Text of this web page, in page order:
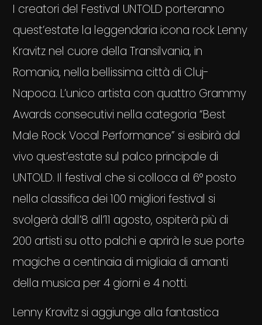
I creatori del Festival UNTOLD porteranno
quest’estate la leggendaria icona rock Lenny
Kravitz nel cuore della Transilvania, in
Romania, nella bellissima città di Cluj-
Napoca. L’unico artista con quattro Grammy
Awards consecutivi nella categoria “Best
Male Rock Vocal Performance” si esibirà dal
vivo quest’estate sul palco principale di
UNTOLD. Il festival che si colloca al 6° posto
nella classifica dei 100 migliori festival si
svolgerà dall’8 all’11 agosto, ospiterà più di
200 artisti su otto palchi e aprirà le sue porte
magiche a centinaia di migliaia di amanti
della musica per 4 giorni e 4 notti.
Lenny Kravitz si aggiunge alla fantastica